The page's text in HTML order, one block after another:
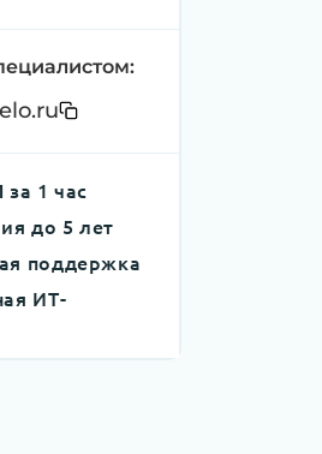
1 час
до 5 лет
поддержка
ИТ-